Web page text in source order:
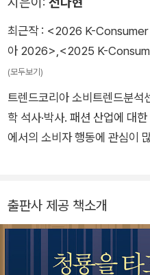
is also actively engaged in
top 25% [Q1] SSCI and
expert bridging theory and
g a column titled “Lee
n theory (age, period, and
nsumer behavior due to
tural capital. It is based on
at organizations including
ion, Leader’sBook, and
of the the Korean Food
nd has served as a policy
ctures for various
LG U+·SK·배달의민족 등 다
젝트를 수행하고 있다. Yelin Chu received an MA degree in
Consumer Science, SNU.
D program and serves as a
erience on the Online
Tuition Refund.” She is
o distill insights from
최근작 : <2026 K-
아 2026>,<2025 K-
(모두보기)
트렌드코리아 소비트렌드분석
학 석사·박사. 패션 산업에 대
에서의 소비자 행동에 관심이
기업과 소비자 트렌드 발굴 및
es as a research fellow at
출판사 제공 책소개